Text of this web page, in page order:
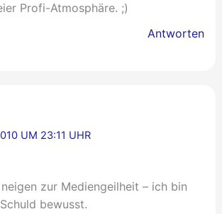
Profi-Atmosphäre. ;)
Antworten
UM 23:11 UHR
zur Mediengeilheit – ich bin
bewusst.